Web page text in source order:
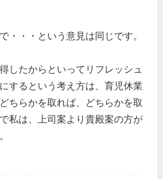
・・・という意見は同じです。
したからといってリフレッシュ
するという考え方は、育児休業
ちらかを取れば、どちらかを取
私は、上司案より貴殿案の方が